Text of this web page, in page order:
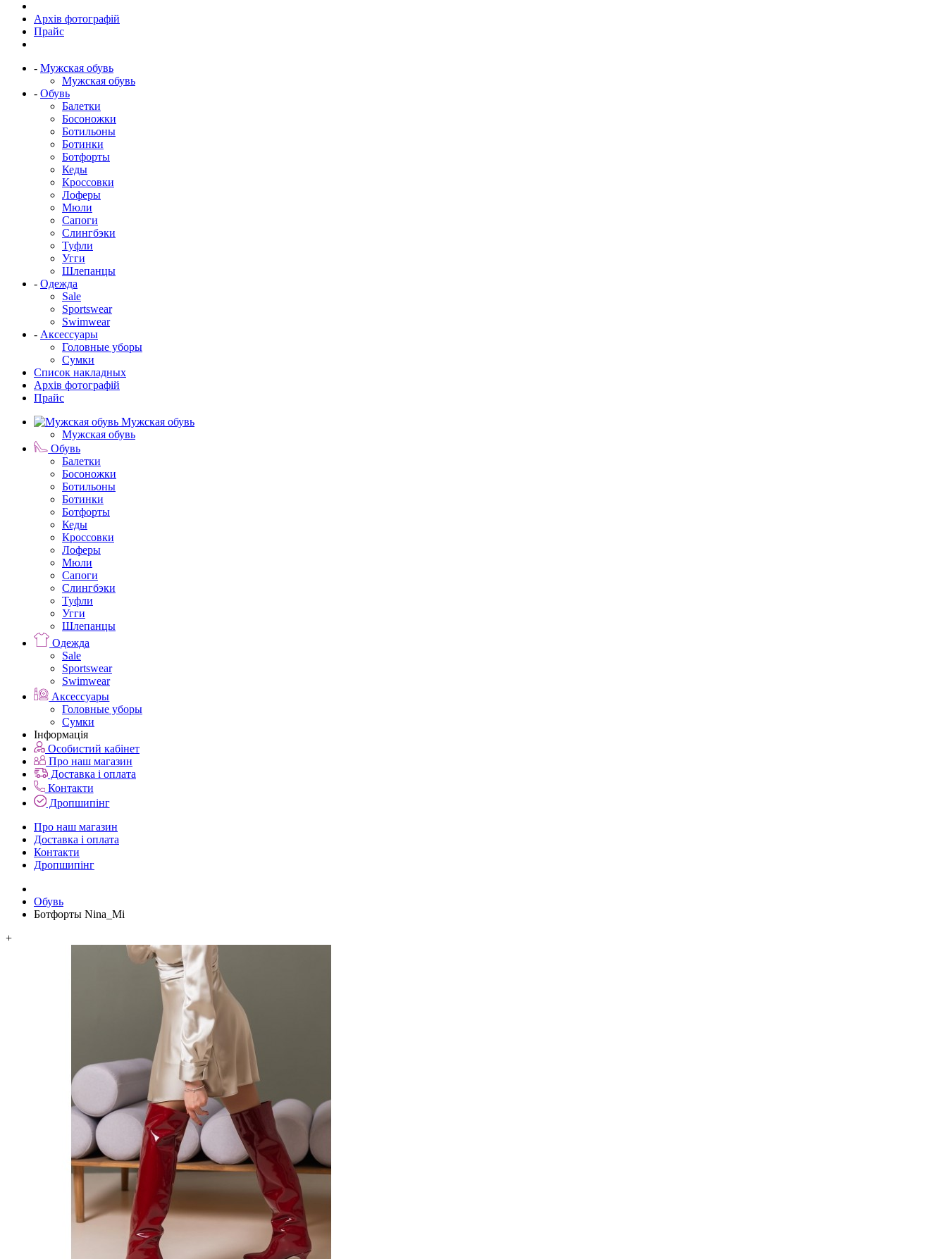
Архів фотографій
Прайс
- Мужская обувь
Мужская обувь
- Обувь
Балетки
Босоножки
Ботильоны
Ботинки
Ботфорты
Кеды
Кроссовки
Лоферы
Мюли
Сапоги
Слингбэки
Туфли
Угги
Шлепанцы
- Одежда
Sale
Sportswear
Swimwear
- Аксессуары
Головные уборы
Сумки
Список накладных
Архів фотографій
Прайс
Мужская обувь
Мужская обувь
Обувь
Балетки
Босоножки
Ботильоны
Ботинки
Ботфорты
Кеды
Кроссовки
Лоферы
Мюли
Сапоги
Слингбэки
Туфли
Угги
Шлепанцы
Одежда
Sale
Sportswear
Swimwear
Аксессуары
Головные уборы
Сумки
Інформація
Особистий кабінет
Про наш магазин
Доставка і оплата
Контакти
Дропшипінг
Про наш магазин
Доставка і оплата
Контакти
Дропшипінг
Обувь
Ботфорты Nina_Mi
+